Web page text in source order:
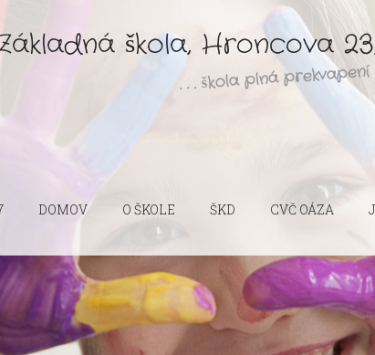
škola, Hroncova
. . . škola plná prekvapení
DOMOV O ŠKOLE ŠKD CVČ OÁZA